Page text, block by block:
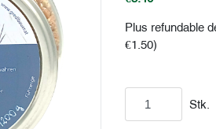
Plus refundable
€1.50)
Stk.